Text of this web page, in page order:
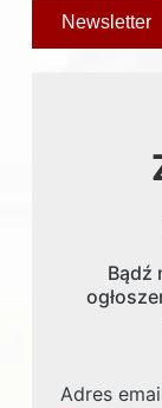
Newsletter
Bądź
Adres